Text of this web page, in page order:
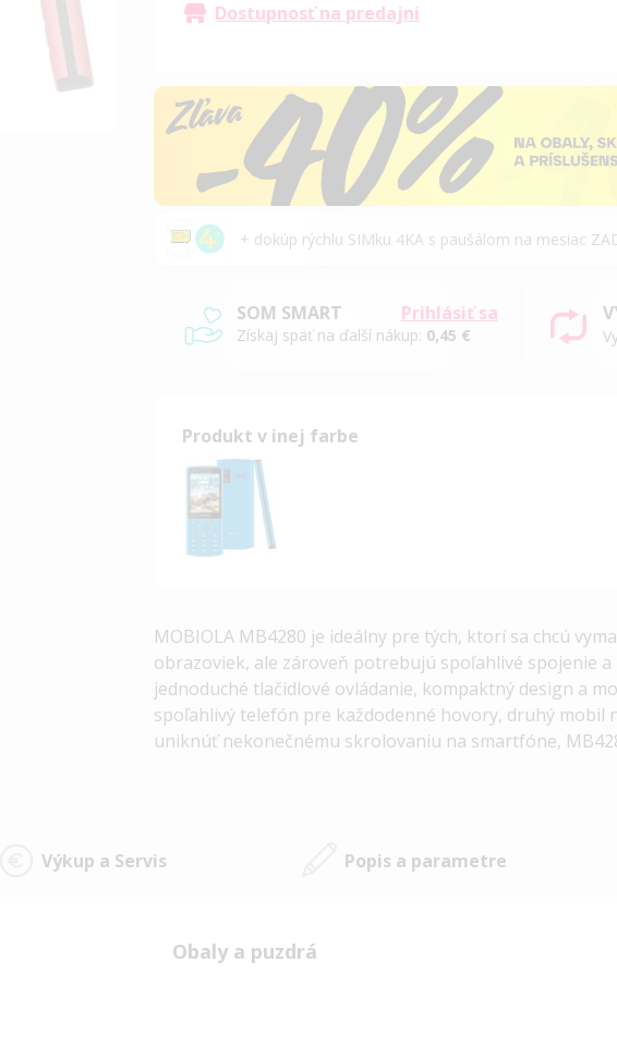
Dostupnosť na predajni
+ dokúp rýchlu SIMku 4KA s paušálom na mesiac
Prihlásiť sa
SOM SMART
Získaj späť na ďalší nákup: 0,45 €
Produkt v inej farbe
MOBIOLA MB4280 je ideálny pre tých, ktorí sa chcú
obrazoviek, ale zároveň potrebujú spoľahlivé spojenie
jednoduché tlačidlové ovládanie, kompaktný design a
spoľahlivý telefón pre každodenné hovory, druhý mobil
uniknúť nekonečnému skrolovaniu na smartfóne,
Výkup a Servis Popis a parametre
Obaly a puzdrá